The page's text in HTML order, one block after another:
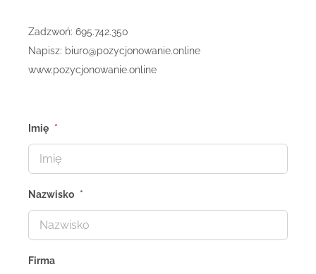
Zadzwoń: 695.742.350
Napisz: biuro@pozycjonowanie.online
www.pozycjonowanie.online
Imię *
Nazwisko *
Firma